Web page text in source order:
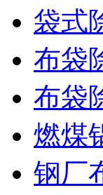
袋式
布袋
布袋
燃煤
钢厂